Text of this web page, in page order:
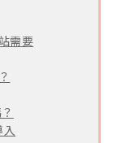
需要
入